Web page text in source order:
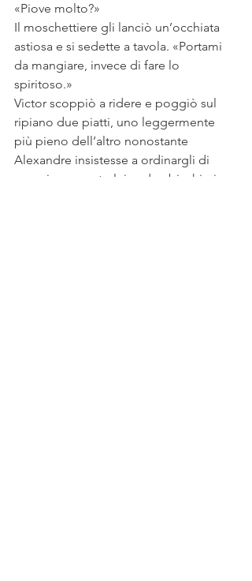
«Piove molto?»
Il moschettiere gli lanciò un’occhiata
astiosa e si sedette a tavola. «Portami
da mangiare, invece di fare lo
spiritoso.»
Victor scoppiò a ridere e poggiò sul
ripiano due piatti, uno leggermente
più pieno dell’altro nonostante
Alexandre insistesse a ordinargli di
mangiare quanto lui, e due bicchieri